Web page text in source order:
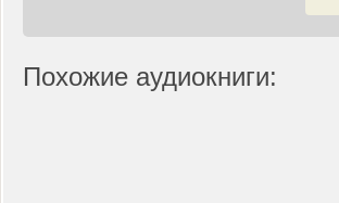
Похожие аудиокниги: